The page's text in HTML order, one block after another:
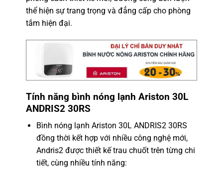
thể hiện sự trang trọng và đẳng cấp cho phòng
tắm hiện đại.
Tính năng bình nóng lạnh Ariston 30L
ANDRIS2 30RS
Bình nóng lạnh Ariston 30L ANDRIS2 30RS
đồng thời kết hợp với nhiều công nghệ mới,
Andris2 được thiết kế trau chuốt trên từng chi
tiết, cùng nhiều tính năng: